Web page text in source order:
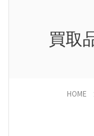
買取
HOME